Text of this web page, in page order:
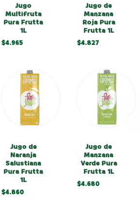
Jugo
Multifruta
Pura Frutta
1L
$4.965
Jugo de
Manzana
Roja Pura
Frutta 1L
$4.827
Jugo de
Naranja
Salustiana
Pura Frutta
1L
$4.860
Jugo de
Manzana
Verde Pura
Frutta 1L
$4.680